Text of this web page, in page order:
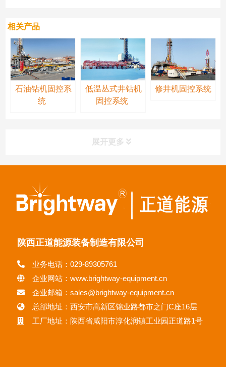
相关产品
石油钻机固控系
统
低温丛式井钻机
固控系统
修井机固控系统
展开更多
陕西正道能源装备制造有限公司
业务电话：029-89305761
企业网站：www.brightway-equipment.cn
企业邮箱：sales@brightway-equipment.cn
总部地址：西安市高新区锦业路都市之门C座16层
工厂地址：陕西省咸阳市淳化润镇工业园正道路1号